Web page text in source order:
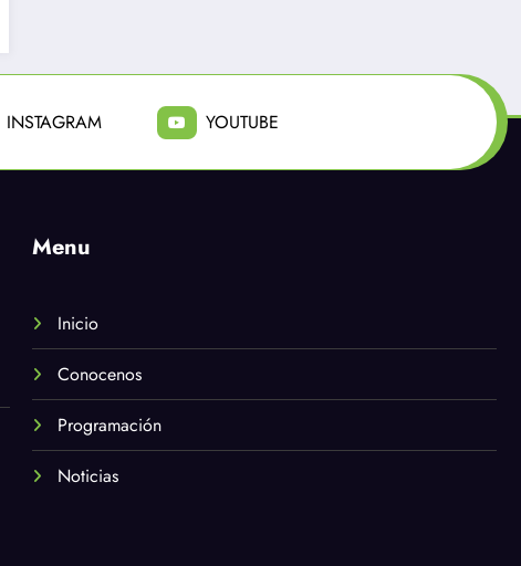
INSTAGRAM YOUTUBE
Menu
Inicio
Conocenos
Programación
Noticias